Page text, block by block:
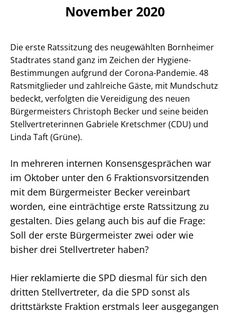
November 2020
Die erste Ratssitzung des neugewählten Bornheimer
Stadtrates stand ganz im Zeichen der Hygiene-
Bestimmungen aufgrund der Corona-Pandemie. 48
Ratsmitglieder und zahlreiche Gäste, mit Mundschutz
bedeckt, verfolgten die Vereidigung des neuen
Bürgermeisters Christoph Becker und seine beiden
Stellvertreterinnen Gabriele Kretschmer (CDU) und
Linda Taft (Grüne).
In mehreren internen Konsensgesprächen war
im Oktober unter den 6 Fraktionsvorsitzenden
mit dem Bürgermeister Becker vereinbart
worden, eine einträchtige erste Ratssitzung zu
gestalten. Dies gelang auch bis auf die Frage:
Soll der erste Bürgermeister zwei oder wie
bisher drei Stellvertreter haben?
Hier reklamierte die SPD diesmal für sich den
dritten Stellvertreter, da die SPD sonst als
drittstärkste Fraktion erstmals leer ausgegangen